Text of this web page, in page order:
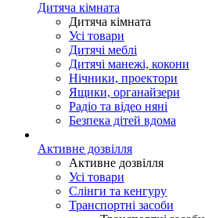
Дитяча кімната
Дитяча кімната
Усі товари
Дитячі меблі
Дитячі манежі, кокони
Нічники, проектори
Ящики, органайзери
Радіо та відео няні
Безпека дітей вдома
Активне дозвілля
Активне дозвілля
Усі товари
Слінги та кенгуру
Транспортні засоби